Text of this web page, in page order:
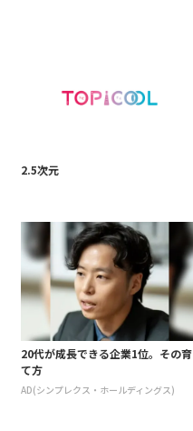
2.5次元
20代が成長できる企業1位。その育
て方
AD(シンプレクス・ホールディングス)